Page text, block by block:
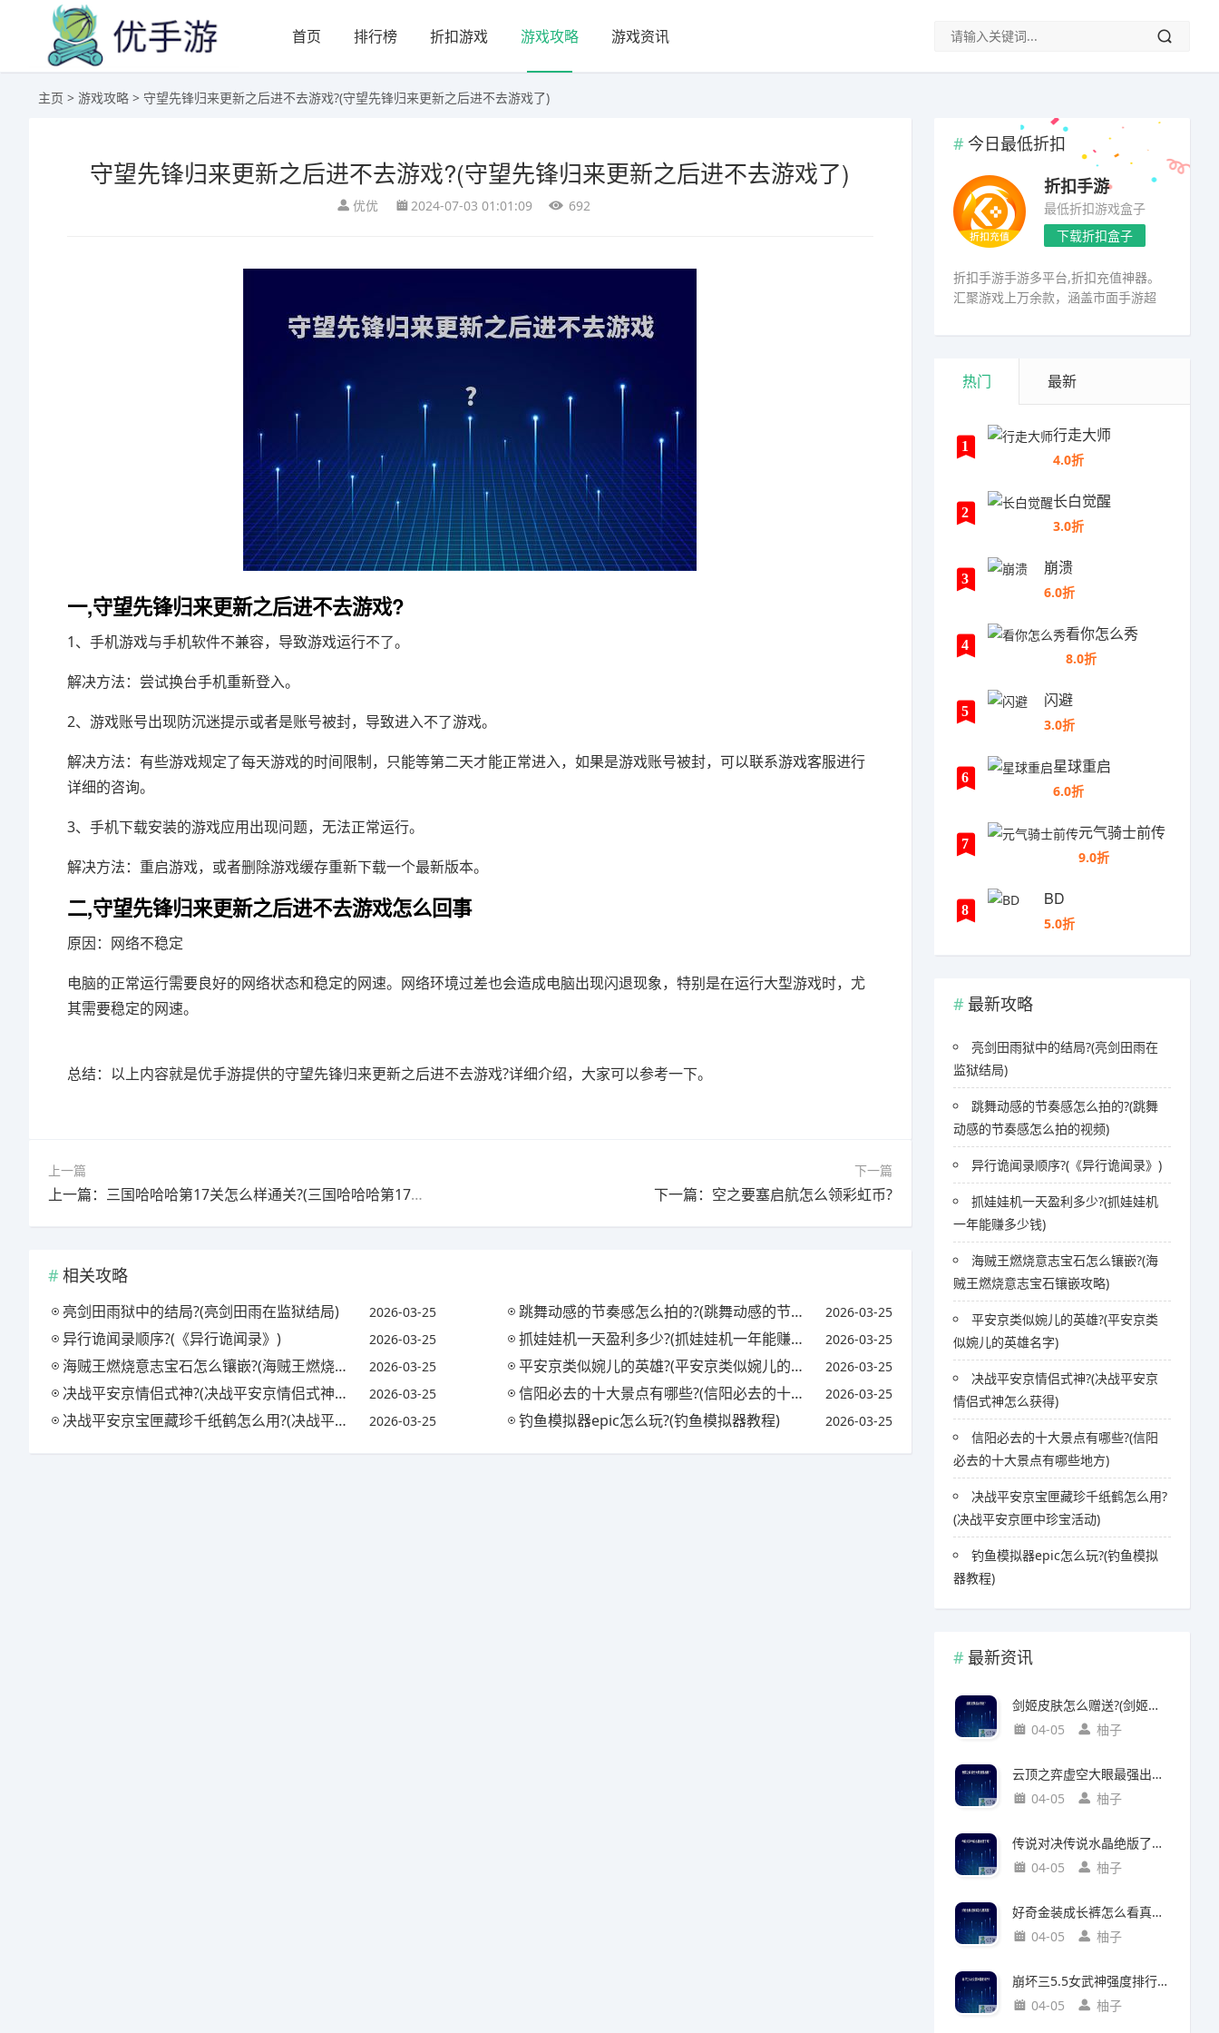
首页 排行榜 折扣游戏 游戏攻略 游戏资讯
主页 > 游戏攻略 > 守望先锋归来更新之后进不去游戏?(守望先锋归来更新之后进不去游戏了)
守望先锋归来更新之后进不去游戏?(守望先锋归来更新之后进不去游戏了)
优优 2024-07-03 01:01:09 692
一,守望先锋归来更新之后进不去游戏?
1、手机游戏与手机软件不兼容，导致游戏运行不了。
解决方法：尝试换台手机重新登入。
2、游戏账号出现防沉迷提示或者是账号被封，导致进入不了游戏。
解决方法：有些游戏规定了每天游戏的时间限制，只能等第二天才能正常进入，如果是游戏账号被封，可以联系游戏客服进行
详细的咨询。
3、手机下载安装的游戏应用出现问题，无法正常运行。
解决方法：重启游戏，或者删除游戏缓存重新下载一个最新版本。
二,守望先锋归来更新之后进不去游戏怎么回事
原因：网络不稳定
电脑的正常运行需要良好的网络状态和稳定的网速。网络环境过差也会造成电脑出现闪退现象，特别是在运行大型游戏时，尤
其需要稳定的网速。
总结：以上内容就是优手游提供的守望先锋归来更新之后进不去游戏?详细介绍，大家可以参考一下。
上一篇
上一篇：三国哈哈哈第17关怎么样通关?(三国哈哈哈第17关怎么样通关最快)
下一篇
下一篇：空之要塞启航怎么领彩虹币?
相关攻略
亮剑田雨狱中的结局?(亮剑田雨在监狱结局) 2026-03-25 跳舞动感的节奏感怎么拍的?(跳舞动感的节奏感怎么拍的视频) 2026-03-25
异行诡闻录顺序?(《异行诡闻录》) 2026-03-25 抓娃娃机一天盈利多少?(抓娃娃机一年能赚多少钱) 2026-03-25
海贼王燃烧意志宝石怎么镶嵌?(海贼王燃烧意志宝石镶嵌攻略) 2026-03-25 平安京类似婉儿的英雄?(平安京类似婉儿的英雄名字) 2026-03-25
决战平安京情侣式神?(决战平安京情侣式神怎么获得) 2026-03-25 信阳必去的十大景点有哪些?(信阳必去的十大景点有哪些地方) 2026-03-25
决战平安京宝匣藏珍千纸鹤怎么用?(决战平安京匣中珍宝活动) 2026-03-25 钓鱼模拟器epic怎么玩?(钓鱼模拟器教程) 2026-03-25
今日最低折扣
折扣手游
最低折扣游戏盒子
下载折扣盒子
折扣手游手游多平台,折扣充值神器。
汇聚游戏上万余款，涵盖市面手游超
热门 最新
1
行走大师
4.0折
2
长白觉醒
3.0折
3
崩溃
6.0折
4
看你怎么秀
8.0折
5
闪避
3.0折
6
星球重启
6.0折
7
元气骑士前传
9.0折
8
BD
5.0折
最新攻略
亮剑田雨狱中的结局?(亮剑田雨在
监狱结局)
跳舞动感的节奏感怎么拍的?(跳舞
动感的节奏感怎么拍的视频)
异行诡闻录顺序?(《异行诡闻录》)
抓娃娃机一天盈利多少?(抓娃娃机
一年能赚多少钱)
海贼王燃烧意志宝石怎么镶嵌?(海
贼王燃烧意志宝石镶嵌攻略)
平安京类似婉儿的英雄?(平安京类
似婉儿的英雄名字)
决战平安京情侣式神?(决战平安京
情侣式神怎么获得)
信阳必去的十大景点有哪些?(信阳
必去的十大景点有哪些地方)
决战平安京宝匣藏珍千纸鹤怎么用?
(决战平安京匣中珍宝活动)
钓鱼模拟器epic怎么玩?(钓鱼模拟
器教程)
最新资讯
剑姬皮肤怎么赠送?(剑姬皮肤怎么赠送给别人)
04-05
柚子
云顶之弈虚空大眼最强出装?(云顶之弈虚空之眼出装)
04-05
柚子
传说对决传说水晶绝版了吗?(传说对决 传说水晶)
04-05
柚子
好奇金装成长裤怎么看真假?(好奇金装成长裤怎么看真假鉴别)
04-05
柚子
崩坏三5.5女武神强度排行?(崩坏三5.2女武神强度)
04-05
柚子